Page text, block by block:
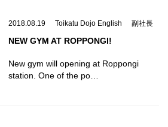
2018.08.19 Toikatu Dojo English 副社長
NEW GYM AT ROPPONGI!
New gym will opening at Roppongi
station. One of the po…